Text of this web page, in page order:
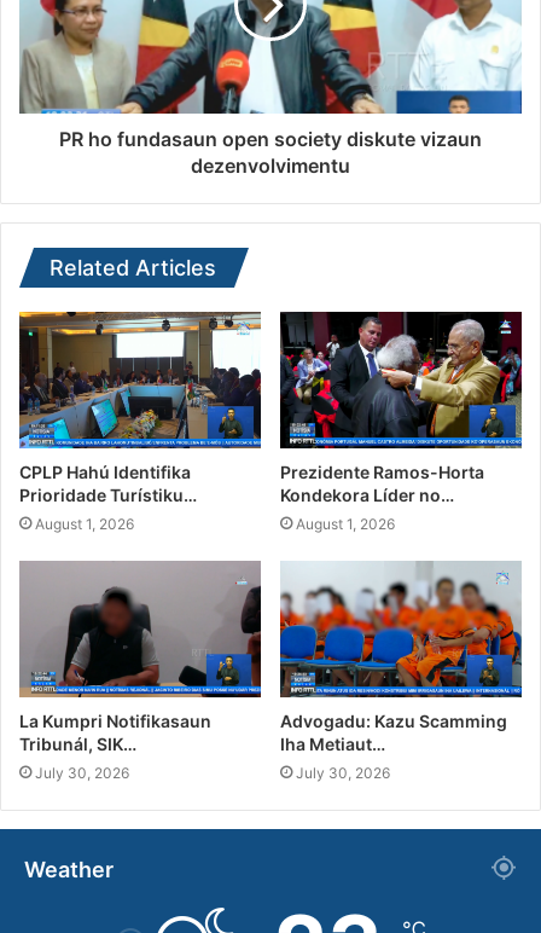
PR ho fundasaun open society diskute vizaun
dezenvolvimentu
Related Articles
CPLP Hahú Identifika
Prioridade Turístiku…
August 1, 2026
Prezidente Ramos-Horta
Kondekora Líder no…
August 1, 2026
La Kumpri Notifikasaun
Tribunál, SIK…
July 30, 2026
Advogadu: Kazu Scamming
Iha Metiaut…
July 30, 2026
Weather